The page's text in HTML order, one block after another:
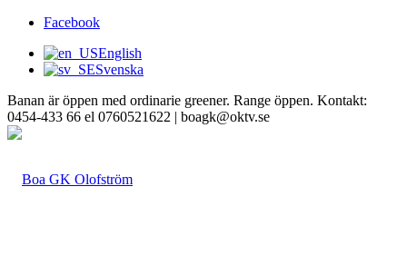
Facebook
English
Svenska
Banan är öppen med ordinarie greener. Range öppen. Kontakt:
0454-433 66 el 0760521622 | boagk@oktv.se